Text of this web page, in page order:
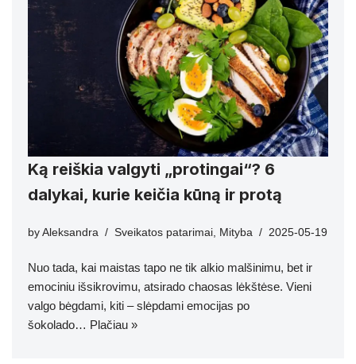
Ką reiškia valgyti „protingai“? 6
dalykai, kurie keičia kūną ir protą
by Aleksandra Sveikatos patarimai, Mityba 2025-05-19
Nuo tada, kai maistas tapo ne tik alkio malšinimu, bet ir
emociniu išsikrovimu, atsirado chaosas lėkštėse. Vieni
valgo bėgdami, kiti – slėpdami emocijas po
šokolado… Plačiau »